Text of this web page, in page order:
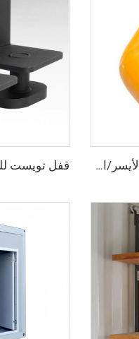
خطاف حاويات المصنع من النوع المستقيم الأيسر/الأيمن مصنوع من سبائك الفولاذ لرفع الحاويات